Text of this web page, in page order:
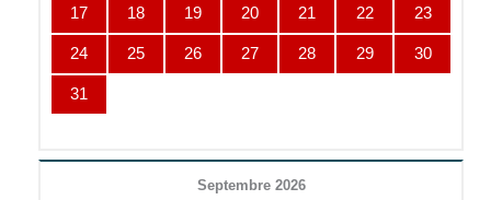
17 18 19 20 21 22 23
24 25 26 27 28 29 30
31
Septembre 2026